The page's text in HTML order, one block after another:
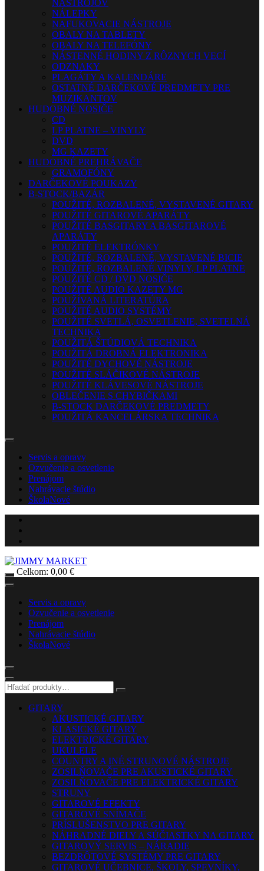
NÁSTROJOV
NÁLEPKY
NAFUKOVACIE NÁSTROJE
OBALY NA TABLETY
OBALY NA TELEFÓNY
NÁSTENNÉ HODINY Z RÔZNYCH VECÍ
ODZNAKY
PLAGÁTY A KALENDÁRE
OSTATNÉ DARČEKOVÉ PREDMETY PRE
MUZIKANTOV
HUDOBNÉ NOSIČE
CD
LP PLATNE – VINYLY
DVD
MG KAZETY
HUDOBNÉ PREHRÁVAČE
GRAMOFÓNY
DARČEKOVÉ POUKAZY
B-STOCK/BAZÁR
POUŽITÉ, ROZBALENÉ, VYSTAVENÉ GITARY
POUŽITÉ GITAROVÉ APARÁTY
POUŽITÉ BASGITARY A BASGITAROVÉ
APARÁTY
POUŽITÉ ELEKTRÓNKY
POUŽITÉ, ROZBALENÉ, VYSTAVENÉ BICIE
POUŽITÉ, ROZBALENÉ VINYLY, LP PLATNE
POUŽITÉ CD / DVD NOSIČE
POUŽITÉ AUDIO KAZETY MG
POUŽÍVANÁ LITERATÚRA
POUŽITÉ AUDIO SYSTÉMY
POUŽITÉ SVETLÁ, OSVETLENIE, SVETELNÁ
TECHNIKA
POUŽITÁ ŠTÚDIOVÁ TECHNIKA
POUŽITÁ DROBNÁ ELEKTRONIKA
POUŽITÉ DYCHOVÉ NÁSTROJE
POUŽITÉ SLÁČIKOVÉ NÁSTROJE
POUŽITÉ KLÁVESOVÉ NÁSTROJE
OBLEČENIE S CHYBIČKAMI
B-STOCK DARČEKOVÉ PREDMETY
POUŽITÁ KANCELÁRSKA TECHNIKA
Servis a opravy
Ozvučenie a osvetlenie
Prenájom
Nahrávacie štúdio
ŠkolaNové
Celkom: 0,00 €
Servis a opravy
Ozvučenie a osvetlenie
Prenájom
Nahrávacie štúdio
ŠkolaNové
GITARY
AKUSTICKÉ GITARY
KLASICKÉ GITARY
ELEKTRICKÉ GITARY
UKULELE
COUNTRY A INÉ STRUNOVÉ NÁSTROJE
ZOSILŇOVAČE PRE AKUSTICKÉ GITARY
ZOSILŇOVAČE PRE ELEKTRICKÉ GITARY
STRUNY
GITAROVÉ EFEKTY
GITAROVÉ SNÍMAČE
PRÍSLUŠENSTVO PRE GITARY
NÁHRADNÉ DIELY A SÚČIASTKY NA GITARY
GITAROVÝ SERVIS – NÁRADIE
BEZDRÔTOVÉ SYSTÉMY PRE GITARY
GITAROVÉ UČEBNICE, ŠKOLY, SPEVNÍKY,